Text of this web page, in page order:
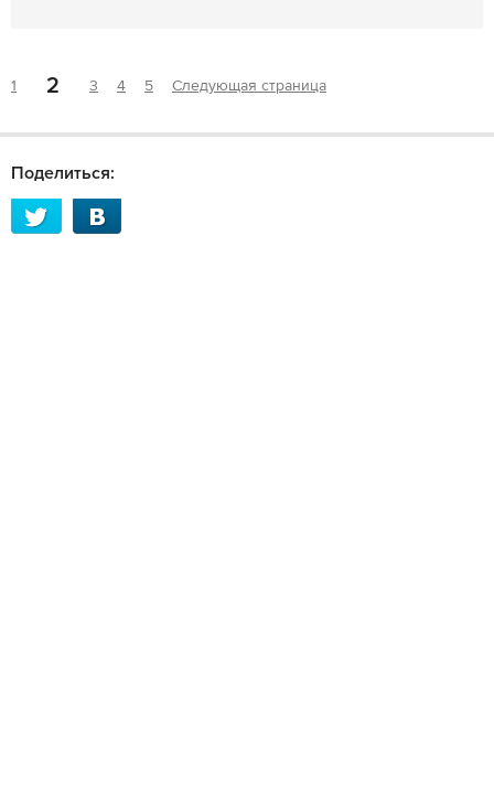
1 2 3 4 5 Следующая страница
Поделиться: